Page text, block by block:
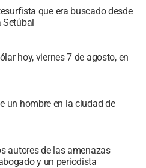
que era buscado desde
Setúbal
hoy, viernes 7 de agosto, en
un hombre en la ciudad de
autores de las amenazas
y un periodista